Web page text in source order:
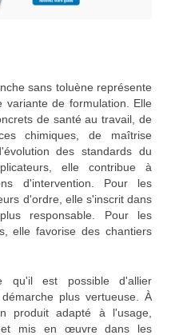
sans toluène représente
variante de formulation. Elle
de santé au travail, de
chimiques, de maîtrise
des standards du
elle contribue à
d'intervention. Pour les
d'ordre, elle s'inscrit dans
responsable. Pour les
elle favorise des chantiers
qu'il est possible d'allier
plus vertueuse. À
produit adapté à l'usage,
et mis en œuvre dans les